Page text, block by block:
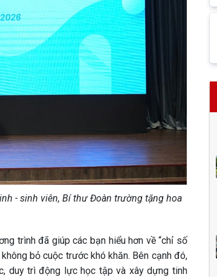
- sinh viên, Bí thư Đoàn trường tặng hoa
trình đã giúp các bạn hiểu hơn về “chỉ số
bỏ cuộc trước khó khăn. Bên cạnh đó,
duy trì động lực học tập và xây dựng tinh